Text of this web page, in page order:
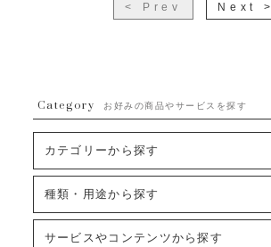
< Prev Next >
Category お好みの商品やサービスを探す
カテゴリーから探す
卓上タイプバルーン
種類・用途から探す
お誕生日
サービスやコンテンツから探す